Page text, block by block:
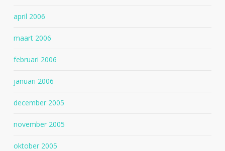
april 2006
maart 2006
februari 2006
januari 2006
december 2005
november 2005
oktober 2005